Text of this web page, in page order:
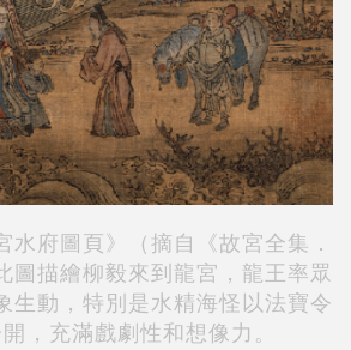
水府圖頁》（摘自《故宮全集．
圖描繪柳毅來到龍宮，龍王率眾
生動，特別是水精海怪以法寶令
，充滿戲劇性和想像力。